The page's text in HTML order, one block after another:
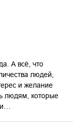
А всё, что
людей,
и желание
людям, которые